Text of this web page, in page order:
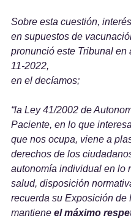
Sobre esta cuestión,
en supuestos de
pronunció este Tribunal en
11-2022,
en el decíamos;
“la Ley 41/2002 de
Paciente, en lo que
que nos ocupa, viene a
derechos de los
autonomía individual en lo
salud, disposición
recuerda su Exposición de
mantiene el máximo